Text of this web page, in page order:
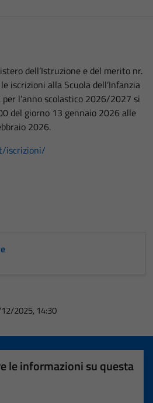
dell’Istruzione e del merito nr.
iscrizioni alla Scuola dell’Infanzia
l’anno scolastico 2026/2027 si
del giorno 13 gennaio 2026 alle
2026.
iscrizioni/
2025, 14:30
le informazioni su questa